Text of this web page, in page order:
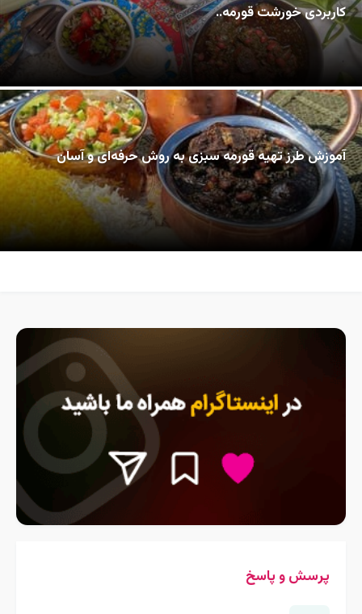
کاربردی خورشت قورمه..
آموزش طرز تهیه قورمه سبزی به روش حرفه‌ای و آسان
پرسش و پاسخ